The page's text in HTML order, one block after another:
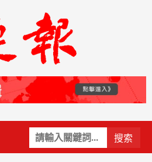
關
鍵
Primary
Menu